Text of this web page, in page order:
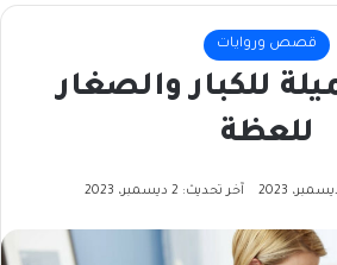
قصص وروايات
للكبار والصغار
للعظة
آخر تحديث: 2 ديسمبر، 2023